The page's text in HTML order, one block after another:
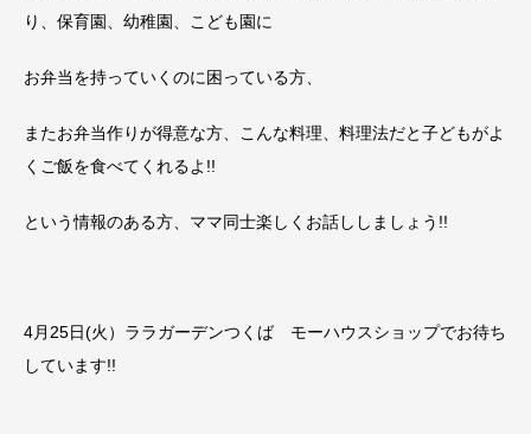
り、保育園、幼稚園、こども園に
お弁当を持っていくのに困っている方、
またお弁当作りが得意な方、こんな料理、料理法だと子どもがよ
くご飯を食べてくれるよ!!
という情報のある方、ママ同士楽しくお話ししましょう!!
4月25日(火）ララガーデンつくば モーハウスショップでお待ち
しています!!